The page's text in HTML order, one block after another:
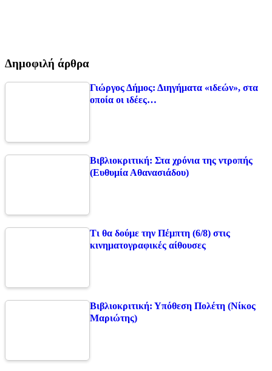
Δημοφιλή άρθρα
Γιώργος Δήμος: Διηγήματα «ιδεών», στα
οποία οι ιδέες…
Βιβλιοκριτική: Στα χρόνια της ντροπής
(Ευθυμία Αθανασιάδου)
Τι θα δούμε την Πέμπτη (6/8) στις
κινηματογραφικές αίθουσες
Βιβλιοκριτική: Υπόθεση Πολέτη (Νίκος
Μαριώτης)